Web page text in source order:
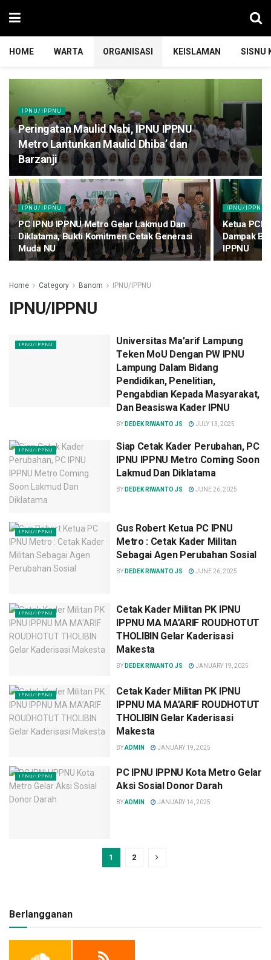
HOME WARTA ORGANISASI KEISLAMAN SISNU
IPNU/IPPNU
Peringatan Maulid Nabi, IPNU IPPNU
Metro Lantunkan Maulid Dhiba’ dan
Barzanji
IPNU/IPPNU
PC IPNU IPPNU Metro Gelar Lakmud Dan
Diklatama, Bukti Komitmen Cetak Generasi
Muda NU
IPNU/IPPNU
Ketua
Dampak
IPPNU
Home Category Banom IPNU/IPPNU
IPNU/IPPNU
IPNU/IPPNU
Universitas Ma’arif Lampung
Teken MoU Dengan PW IPNU
Lampung Dalam Bidang
Pendidikan, Penelitian,
Pengabdian Kepada Masyarakat,
Dan Beasiswa Kader IPNU
BY DEDEK RIWANTO JS JULY 13, 2025
IPNU/IPPNU
Siap Cetak Kader Perubahan, PC
IPNU IPPNU Metro Coming Soon
Lakmud Dan Diklatama
BY DEDEK RIWANTO JS JUNE 26, 2025
IPNU/IPPNU
Gus Robert Ketua PC IPNU
Metro : Cetak Kader Militan
Sebagai Agen Perubahan Sosial
BY DEDEK RIWANTO JS JUNE 26, 2025
IPNU/IPPNU
Cetak Kader Militan PK IPNU
IPPNU MA MA’ARIF ROUDHOTUT
THOLIBIN Gelar Kaderisasi
Makesta
BY DEDEK RIWANTO JS JANUARY 19, 2025
IPNU/IPPNU
Cetak Kader Militan PK IPNU
IPPNU MA MA’ARIF ROUDHOTUT
THOLIBIN Gelar Kaderisasi
Makesta
BYADMIN JANUARY 19, 2025
IPNU/IPPNU
PC IPNU IPPNU Kota Metro Gelar
Aksi Sosial Donor Darah
BYADMIN JANUARY 14, 2025
1 2
Berlangganan